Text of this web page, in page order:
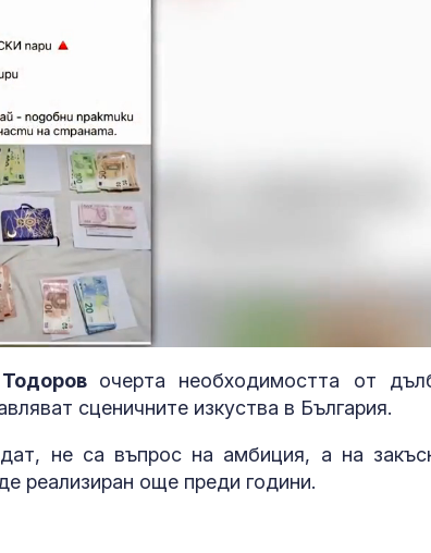
очерта необходимостта от
сценичните изкуства в България.
не са въпрос на амбиция, а на
реализиран още преди години.
Мирчев: Инцидентът
край Кардам - срещу
критична
Топлинен